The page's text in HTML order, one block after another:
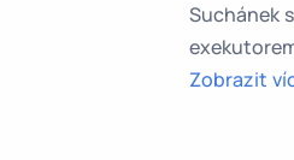
Suchánek
Zobrazit